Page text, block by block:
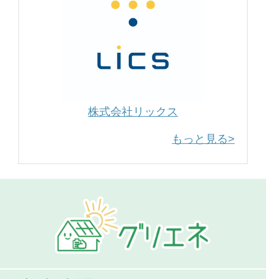
株式会社リックス
もっと見る>